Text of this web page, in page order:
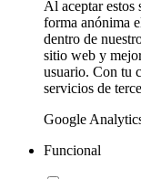
Al aceptar estos
forma anónima
dentro de
sitio web y
usuario. Con tu
servicios de
Google
Funcional